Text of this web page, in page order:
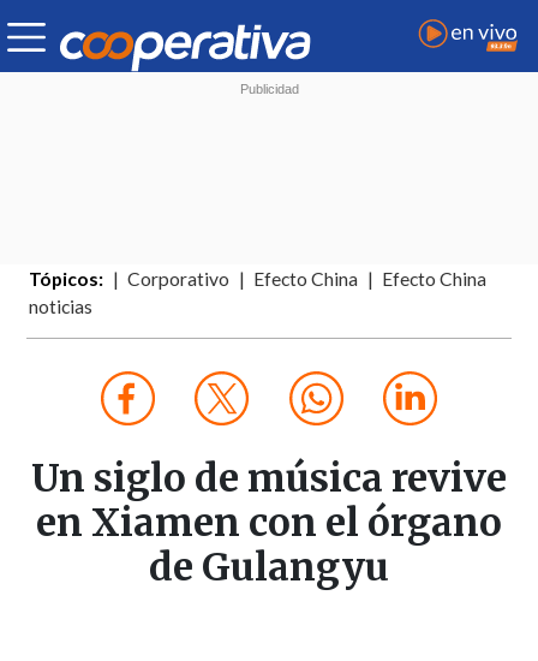
Tópicos: Corporativo Efecto China
Efecto China
noticias
Un siglo de música revive
en Xiamen con el órgano
de Gulangyu